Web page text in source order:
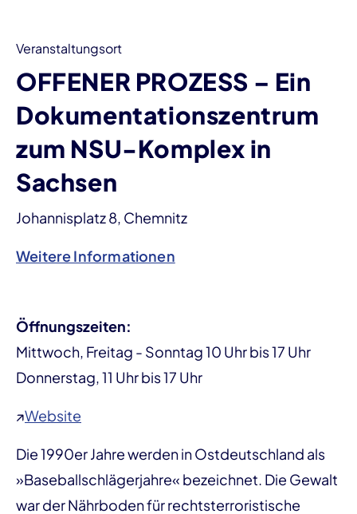
Veranstaltungsort
OFFENER PROZESS – Ein
Dokumentationszentrum
zum NSU-Komplex in
Sachsen
Johannisplatz 8, Chemnitz
Weitere Informationen
Öffnungszeiten:
Mittwoch, Freitag - Sonntag 10 Uhr bis 17 Uhr
Donnerstag, 11 Uhr bis 17 Uhr
↗Website
Die 1990er Jahre werden in Ostdeutschland als
»Baseballschlägerjahre« bezeichnet. Die Gewalt
war der Nährboden für rechtsterroristische